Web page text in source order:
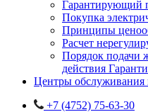
Гарантирующий
Покупка
Принципы
Расчет
Порядок подачи
действия
Центры обслуживания
+7 (4752) 75-63-30